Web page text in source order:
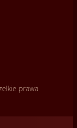
prawa